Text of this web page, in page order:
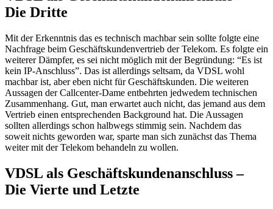
Die Dritte
Mit der Erkenntnis das es technisch machbar sein sollte folgte eine
Nachfrage beim Geschäftskundenvertrieb der Telekom. Es folgte ein
weiterer Dämpfer, es sei nicht möglich mit der Begründung: “Es ist
kein IP-Anschluss”. Das ist allerdings seltsam, da VDSL wohl
machbar ist, aber eben nicht für Geschäftskunden. Die weiteren
Aussagen der Callcenter-Dame entbehrten jedwedem technischen
Zusammenhang. Gut, man erwartet auch nicht, das jemand aus dem
Vertrieb einen entsprechenden Background hat. Die Aussagen
sollten allerdings schon halbwegs stimmig sein. Nachdem das
soweit nichts geworden war, sparte man sich zunächst das Thema
weiter mit der Telekom behandeln zu wollen.
VDSL als Geschäftskundenanschluss –
Die Vierte und Letzte